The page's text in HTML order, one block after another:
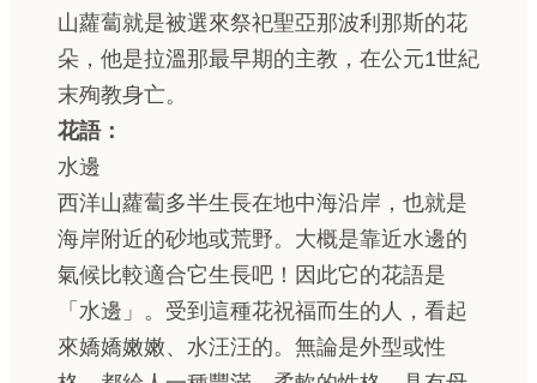
山蘿蔔就是被選來祭祀聖亞那波利那斯的花
朵，他是拉溫那最早期的主教，在公元1世紀
末殉教身亡。
花語：
水邊
西洋山蘿蔔多半生長在地中海沿岸，也就是
海岸附近的砂地或荒野。大概是靠近水邊的
氣候比較適合它生長吧！因此它的花語是
「水邊」。受到這種花祝福而生的人，看起
來嬌嬌嫩嫩、水汪汪的。無論是外型或性